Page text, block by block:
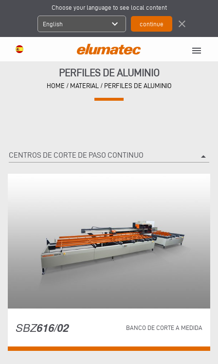
Choose your language to see local content
English expand_more close
menu
PERFILES DE ALUMINIO
HOME / MATERIAL/ PERFILES DE ALUMINIO
CENTROS DE CORTE DE PASO CONTINUO arrow_drop_up
SBZ616/02 BANCO DE CORTE A MEDIDA